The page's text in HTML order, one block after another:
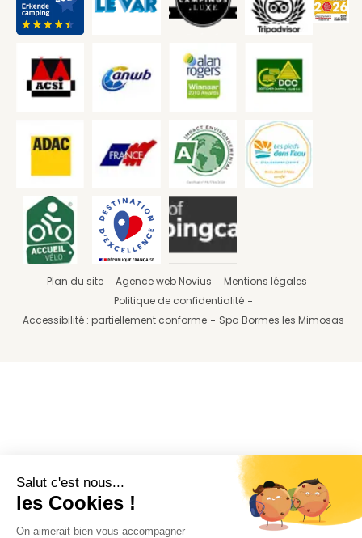
Plan du site Agence web Novius
Mentions légales
Politique de confidentialité
Accessibilité : partiellement conforme
Spa Bormes les Mimosas